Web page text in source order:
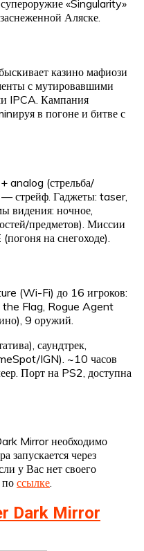
«Singularity»
Аляске.​
казино мафиози
с мутировавшими
IPCA. Кампания
в погоне и битве с
analog (стрельба/
стрейф. Гаджеты: taser,
видения: ночное,
предметов). Миссии
на снегоходе).​
(Wi-Fi) до 16 игроков:
Flag, Rogue Agent
9 оружий.​
саундтрек,
IGN). ~10 часов
Порт на PS2, доступна
Mirror необходимо
запускается через
у Вас нет своего
по ссылке.
Dark Mirror